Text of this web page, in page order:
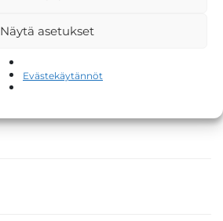
Näytä asetukset
Evästekäytännöt